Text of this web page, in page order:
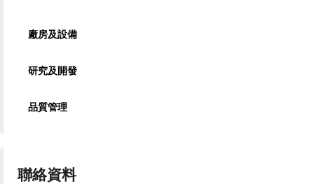
廠房及設備
研究及開發
品質管理
聯絡資料